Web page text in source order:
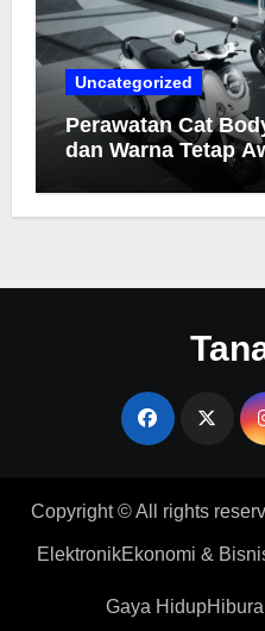
Uncategorized
Perawatan Cat
dan Warna Tetap
Copyright © All rights
ElektronikEkonomi &
Gaya Hidup